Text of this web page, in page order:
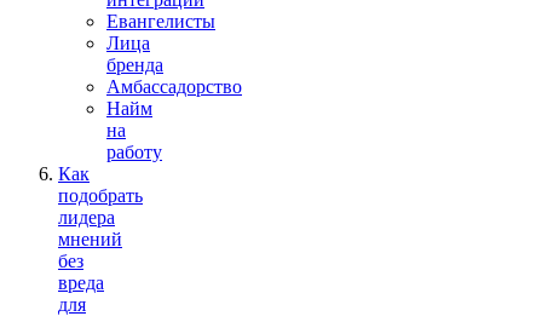
Евангелисты
Лица
бренда
Амбассадорство
Найм
на
работу
Как
подобрать
лидера
мнений
без
вреда
для